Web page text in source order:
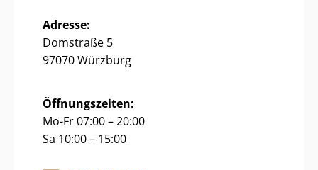
Adresse:
Domstraße 5
97070 Würzburg
Öffnungszeiten:
Mo-Fr 07:00 – 20:00
Sa 10:00 – 15:00